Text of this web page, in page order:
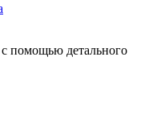
помощью детального